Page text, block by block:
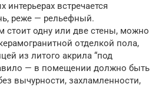
интерьерах встречается
реже — рельефный.
стоит одну или две стены, можно
отделкой пола,
из литого акрила “под
— в помещении должно быть
вычурности, захламленности,